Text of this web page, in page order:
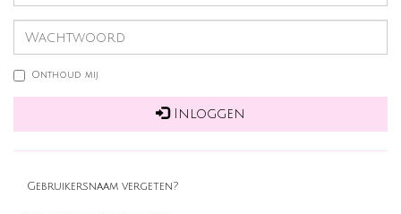
Onthoud mij
Inloggen
Gebruikersnaam vergeten?